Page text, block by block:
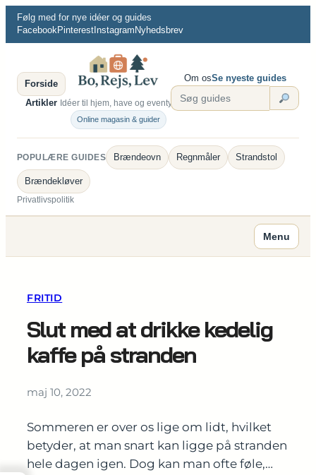
Spring
indhold
Følg med for nye idéer og guides
FacebookPinterest Instagram Nyhedsbrev
Forside
Artikler Idéer til hjem, have og eventyr.
Online magasin & guider
Om osSe nyeste guides
POPULÆRE GUIDES Brændeovn Regnmåler Strandstol
Brændekløver
Privatlivspolitik
Menu
FRITID
Slut med at drikke kedelig
kaffe på stranden
maj 10, 2022
Sommeren er over os lige om lidt, hvilket
betyder, at man snart kan ligge på stranden
hele dagen igen. Dog kan man ofte føle,…